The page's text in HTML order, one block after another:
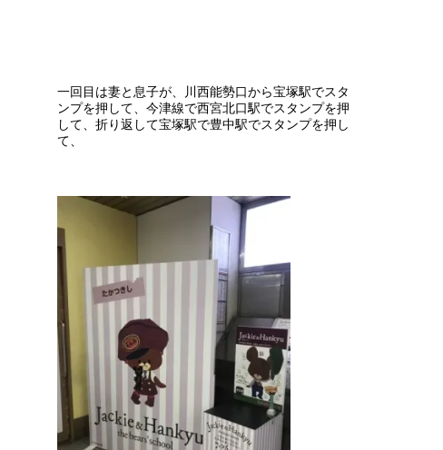
一回目は妻と息子が、川西能勢口から宝塚駅でスタ
ンプを押して、今津線で西宮北口駅でスタンプを押
して、折り返して宝塚駅で豊中駅でスタンプを押し
て、